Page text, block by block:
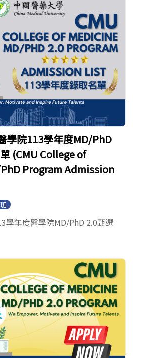
學院113學年度MD/PhD
(CMU College of
Program Admission
學年度醫學院MD/PhD 2.0甄選